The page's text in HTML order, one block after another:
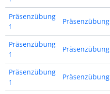
Präsenzübung
1
Präsenzübung
Präsenzübung
1
Präsenzübung
Präsenzübung
1
Präsenzübung